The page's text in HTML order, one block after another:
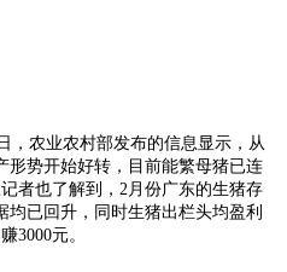
农业农村部发布的信息显示，从
形势开始好转，目前能繁母猪已连
者也了解到，2月份广东的生猪存
已回升，同时生猪出栏头均盈利
3000元。